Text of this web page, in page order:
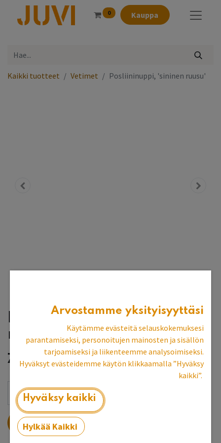
0 Kauppa
Kaikki tuotteet Vetimet Posliininuppi, 'sininen ruusu'
Posliininuppi, 'sininen
ruusu'
7,97€
LISÄÄ OSTOSKORIIN
Arvostamme yksityisyyttäsi
Käytämme evästeitä selauskokemuksesi
parantamiseksi, personoitujen mainosten ja sisällön
tarjoamiseksi ja liikenteemme analysoimiseksi.
Hyväksyt evästeidemme käytön klikkaamalla ”Hyväksy
kaikki”.
Hyväksy kaikki
Hylkää Kaikki